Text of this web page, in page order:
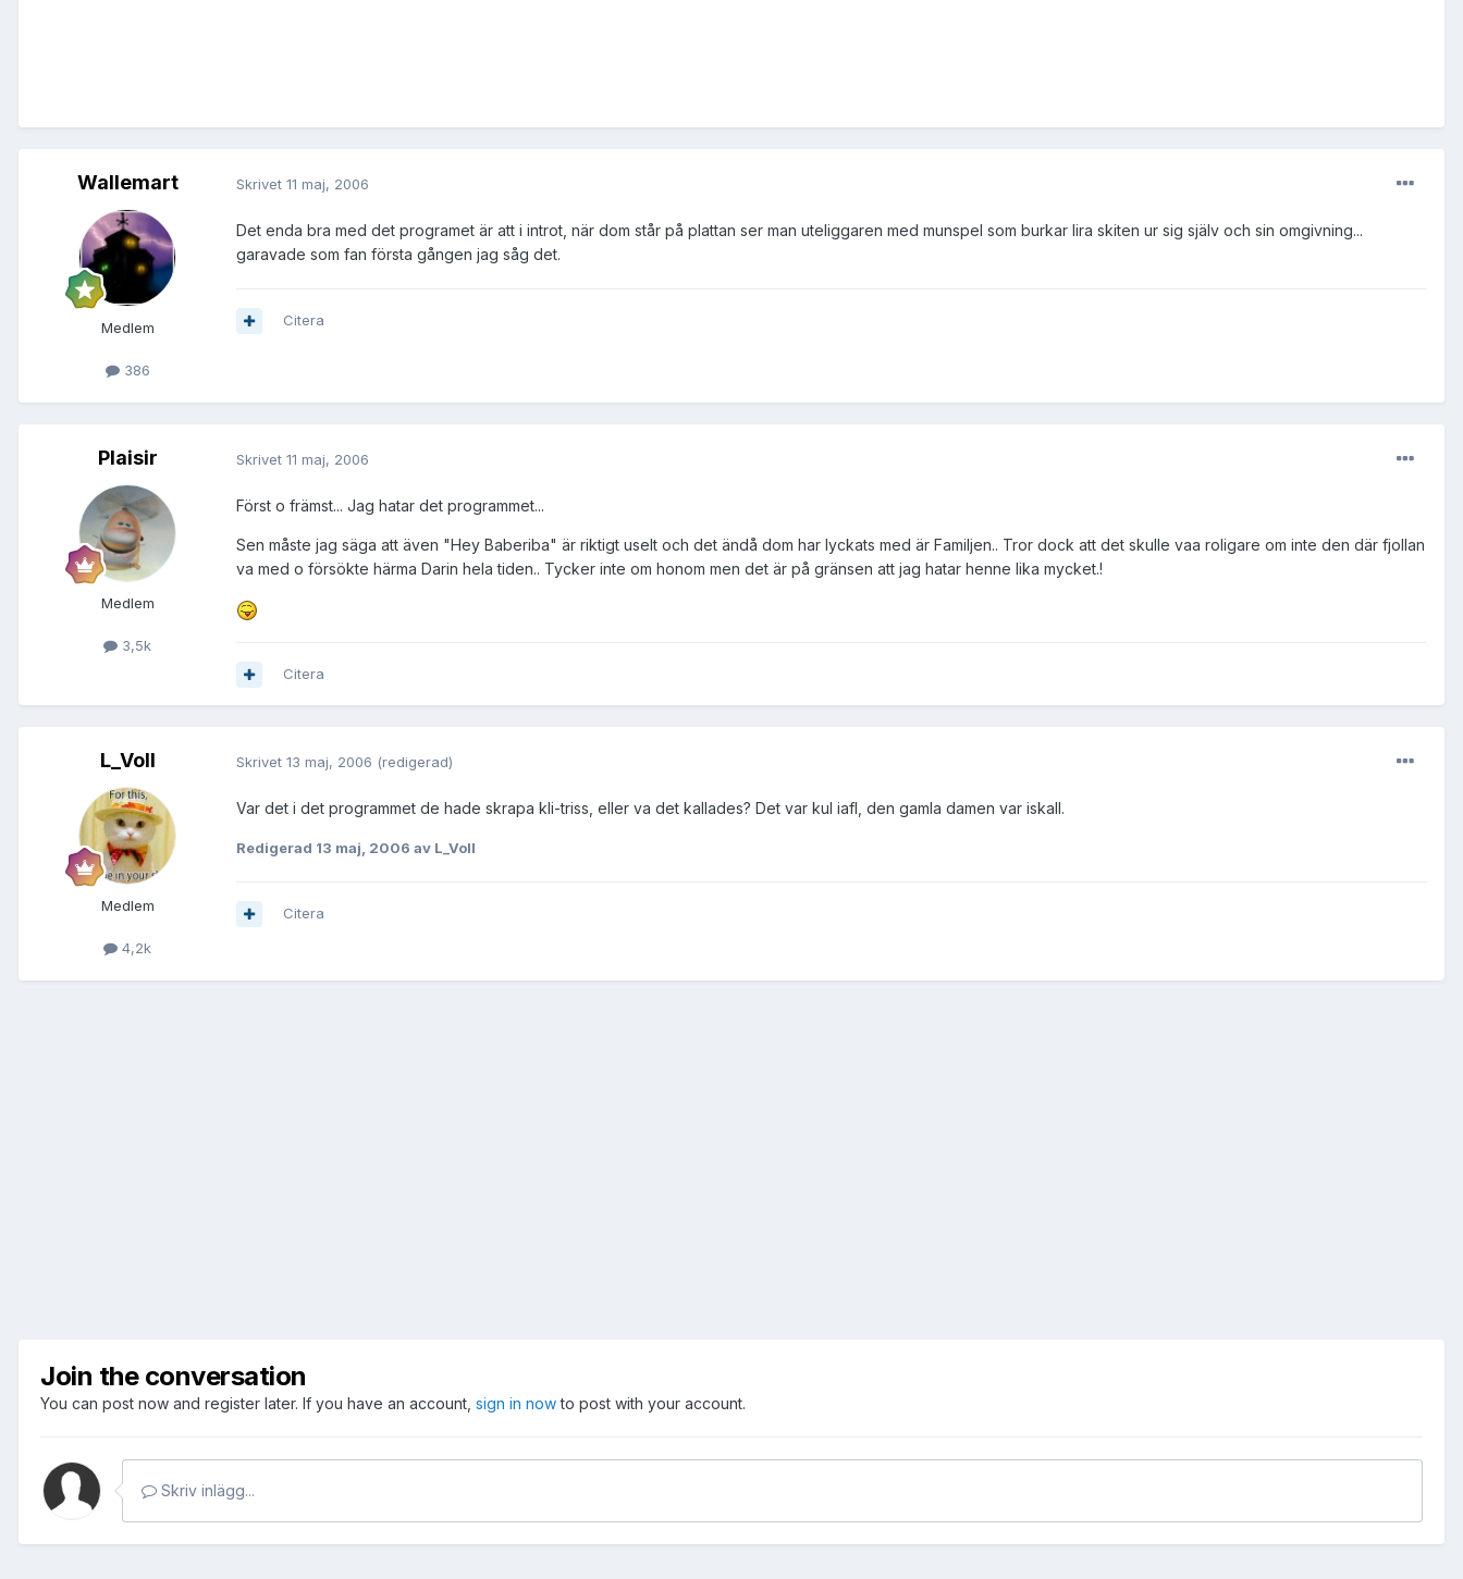
Wallemart
Medlem
386
Skrivet 11 maj, 2006
Det enda bra med det programet är att i introt, när dom står på plattan ser man uteliggaren med munspel som burkar lira skiten ur sig själv och sin omgivning...
garavade som fan första gången jag såg det.
Citera
Plaisir
Medlem
3,5k
Skrivet 11 maj, 2006
Först o främst... Jag hatar det programmet...
Sen måste jag säga att även "Hey Baberiba" är riktigt uselt och det ändå dom har lyckats med är Familjen.. Tror dock att det skulle vaa roligare om inte den där fjollan
va med o försökte härma Darin hela tiden.. Tycker inte om honom men det är på gränsen att jag hatar henne lika mycket.!
Citera
L_Voll
Medlem
4,2k
Skrivet 13 maj, 2006 (redigerad)
Var det i det programmet de hade skrapa kli-triss, eller va det kallades? Det var kul iafl, den gamla damen var iskall.
Redigerad 13 maj, 2006 av L_Voll
Citera
Join the conversation
You can post now and register later. If you have an account, sign in nowto post with your account.
Skriv inlägg...